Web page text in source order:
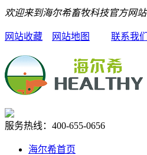
欢迎来到海尔希畜牧科技官方网站
网站收藏 网站地图 联系我们
服务热线： 400-655-0656
海尔希首页